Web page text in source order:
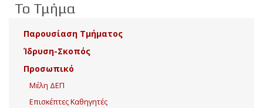
Το Τμήμα
Παρουσίαση Τμήματος
Ίδρυση-Σκοπός
Προσωπικό
Μέλη ΔΕΠ
Επισκέπτες Καθηγητές